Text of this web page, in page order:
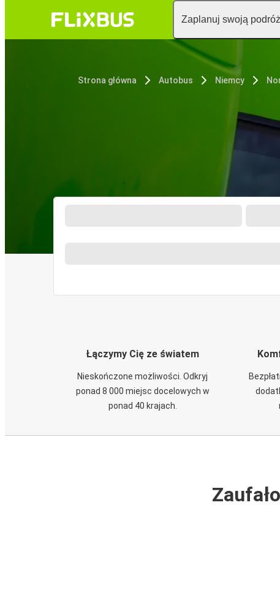
Zaplanuj swoją podróż
Strona główna Autobus Niemcy
Łączymy Cię ze światem
Nieskończone możliwości. Odkryj
ponad 8 000 miejsc docelowych w
ponad 40 krajach.